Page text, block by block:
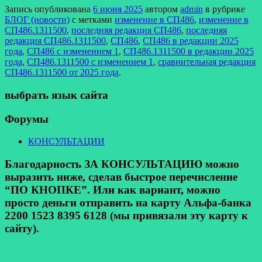
Запись опубликована 6 июня 2025 автором admin в рубрике
БЛОГ (новости) с метками изменение в СП486, изменение в
СП486.1311500, последняя редакция СП486, последняя
редакция СП486.1311500, СП486, СП486 в редакции 2025
года, СП486 с изменением 1 , СП486.1311500 в редакции 2025
года, СП486.1311500 с изменением 1 , сравнительная редакция
СП486.1311500 от 2025 года.
выбрать язык сайта
Форумы
КОНСУЛЬТАЦИИ
Благодарность ЗА КОНСУЛЬТАЦИЮ можно
выразить ниже, сделав быстрое перечисление
“ПО КНОПКЕ”. Или как вариант, можно
просто деньги отправить на карту Альфа-банка
2200 1523 8395 6128 (мы привязали эту карту к
сайту).